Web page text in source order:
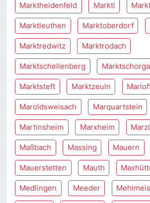
Marktheidenfeld Marktl
Marktleuthen Marktoberdorf
Marktredwitz Marktrodach
Marktschellenberg
Marktsteft Marktzeuln
Maroldsweisach Marquartstein
Martinsheim Marxheim
Maßbach Massing Mauern
Mauerstetten Mauth
Medlingen Meeder